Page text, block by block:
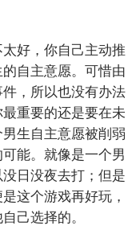
好，你自己主动推
自主意愿。可惜由
，所以也没有办法
重要的还是要在未
生自主意愿被削弱
能。就像是一个男
日没夜去打；但是
这个游戏再好玩，
己选择的。